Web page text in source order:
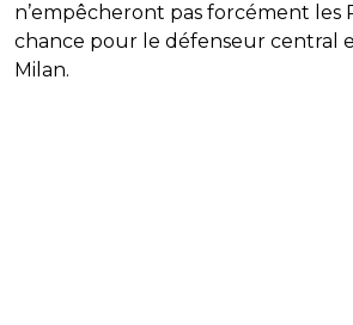
n’empêcheront pas forcément les
chance pour le défenseur central
Milan.